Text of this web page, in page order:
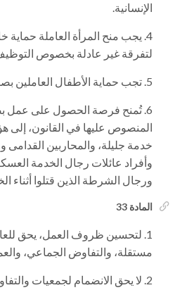
الإنسانية.
يجب منح المرأة العاملة حماية
لتفرقة غير عادلة بخصوص
تجب حماية الأطفال العاملين
تُمنح فرصة الحصول على عمل
المنصوص عليها في القانون، إلى
خدمة جليلة، والمحاربين
وأفراد عائلات رجال الخدمة
ورجال الشرطة الذين قتلوا أثناء
المادة 33
لتحسين ظروف العمل، يحق
مستقلة، والتفاوض الجماعي،
لا يحق الانضمام لجمعيات